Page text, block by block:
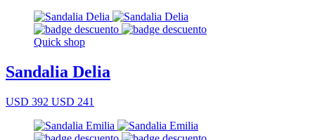
Quick shop
Sandalia Delia
USD 392 USD 241